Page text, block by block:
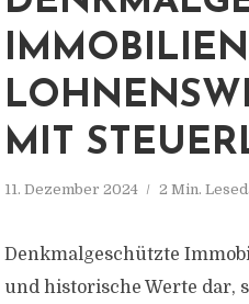
MIT
11. Dezember 2024 2 Min.
Denkmalgeschützte
und historische Werte dar,